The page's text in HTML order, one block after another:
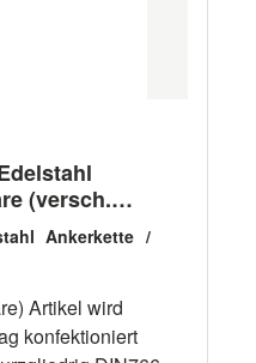
(versch.
Ankerkette /
Artikel wird
konfektioniert